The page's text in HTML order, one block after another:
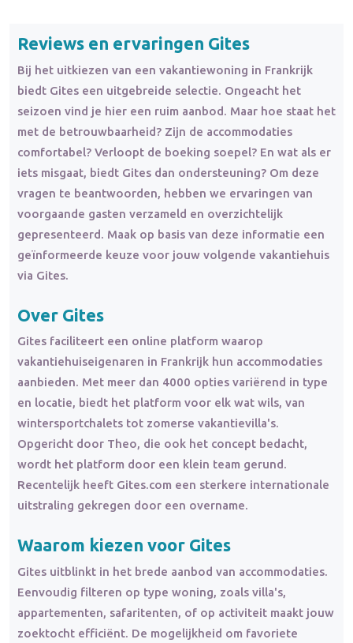
Reviews en ervaringen Gites
Bij het uitkiezen van een vakantiewoning in Frankrijk
biedt Gites een uitgebreide selectie. Ongeacht het
seizoen vind je hier een ruim aanbod. Maar hoe staat het
met de betrouwbaarheid? Zijn de accommodaties
comfortabel? Verloopt de boeking soepel? En wat als er
iets misgaat, biedt Gites dan ondersteuning? Om deze
vragen te beantwoorden, hebben we ervaringen van
voorgaande gasten verzameld en overzichtelijk
gepresenteerd. Maak op basis van deze informatie een
geïnformeerde keuze voor jouw volgende vakantiehuis
via Gites.
Over Gites
Gites faciliteert een online platform waarop
vakantiehuiseigenaren in Frankrijk hun accommodaties
aanbieden. Met meer dan 4000 opties variërend in type
en locatie, biedt het platform voor elk wat wils, van
wintersportchalets tot zomerse vakantievilla's.
Opgericht door Theo, die ook het concept bedacht,
wordt het platform door een klein team gerund.
Recentelijk heeft Gites.com een sterkere internationale
uitstraling gekregen door een overname.
Waarom kiezen voor Gites
Gites uitblinkt in het brede aanbod van accommodaties.
Eenvoudig filteren op type woning, zoals villa's,
appartementen, safaritenten, of op activiteit maakt jouw
zoektocht efficiënt. De mogelijkheid om favoriete